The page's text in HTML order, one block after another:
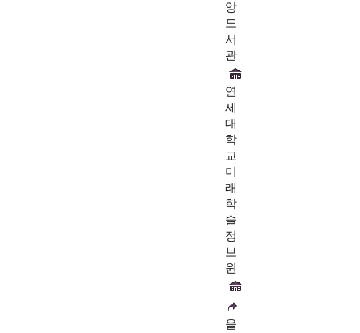
앙
도
서
관
연
세
대
학
교
미
래
학
술
정
보
원
을